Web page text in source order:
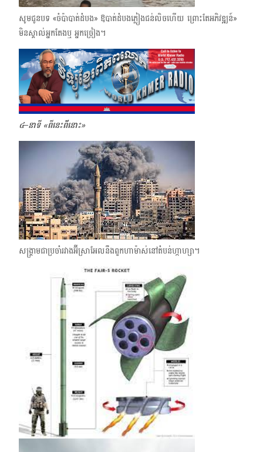
សូមជូនបទ «ចំប៉ាបាត់ដំបង» ឱបាត់ដំបងភ្លៀងជន់លិចហើយ ព្រោះតែអភិវឌ្ឍន៍»​
មិនស្គាល់អ្នកតែង​ឬ អ្នកច្រៀង។
៤–នាទី «ពីនេះពី័នោះ»
សង្គ្រាមជាប្រចាំរវាង​អ៊ីស្រាអែល​នឹងពួកហាម៉ាស់នៅតំបន់ហ្កាហ្សា។